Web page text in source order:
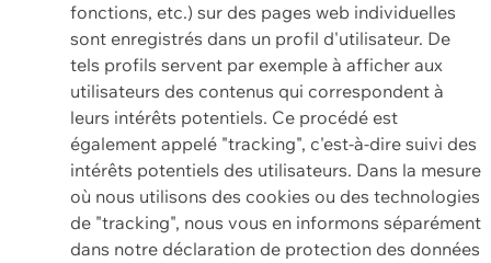
fonctions, etc.) sur des pages web individuelles
sont enregistrés dans un profil d'utilisateur. De
tels profils servent par exemple à afficher aux
utilisateurs des contenus qui correspondent à
leurs intérêts potentiels. Ce procédé est
également appelé "tracking", c'est-à-dire suivi des
intérêts potentiels des utilisateurs. Dans la mesure
où nous utilisons des cookies ou des technologies
de "tracking", nous vous en informons séparément
dans notre déclaration de protection des données